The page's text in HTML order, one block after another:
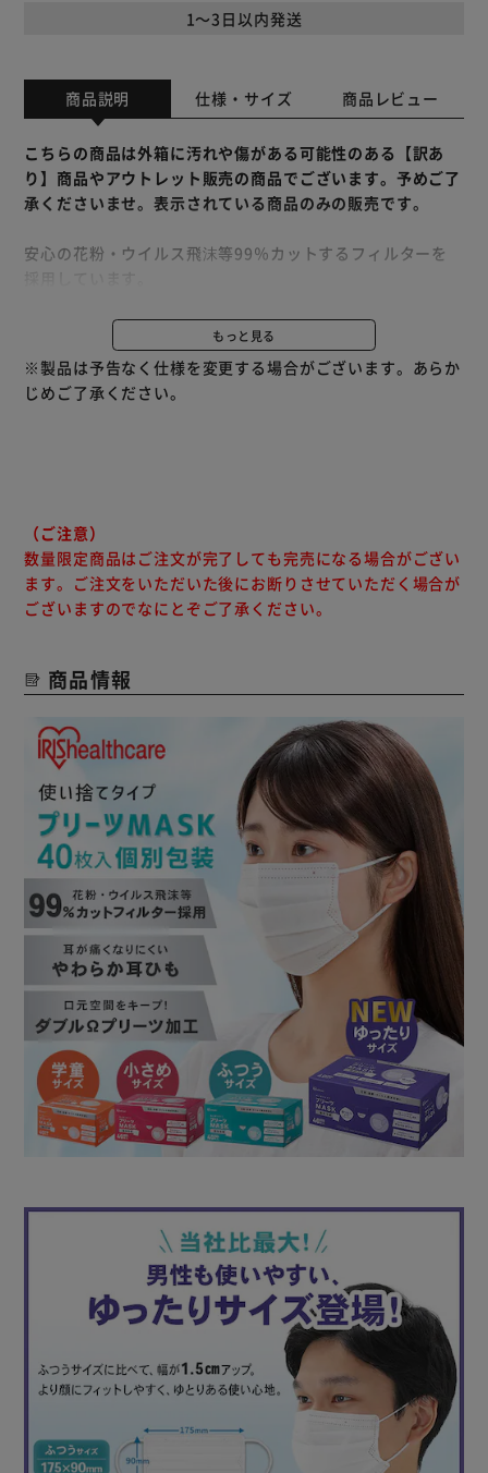
1～3日以内発送
商品説明 仕様・サイズ 商品レビュー
こちらの商品は外箱に汚れや傷がある可能性のある【訳あ
り】商品やアウトレット販売の商品でございます。予めご了
承くださいませ。表示されている商品のみの販売です。
安心の花粉・ウイルス飛沫等99％カットするフィルターを
ラクにできます。
やわらか丸耳ひもで耳が痛くなりにくいです。（耳ひも：
4mm幅広）
もっと見る
※製品は予告なく仕様を変更する場合がございます。あらか
じめご了承ください。
（ご注意）
数量限定商品はご注文が完了しても完売になる場合がござい
ます。ご注文をいただいた後にお断りさせていただく場合が
ございますのでなにとぞご了承ください。
商品情報